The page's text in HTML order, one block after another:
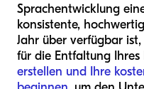
Sprachentwicklung
konsistente,
Jahr über verfügbar
für die Entfaltung Ihres
erstellen und Ihre